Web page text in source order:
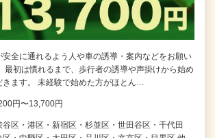
安全に通れるよう人や車の誘導・案内などをお願い
最初は慣れるまで、歩行者の誘導や声掛けから始め
きます。 未経験で始めた方がほとん…
円〜13,700円
谷区・港区・新宿区・杉並区・世田谷区・千代田